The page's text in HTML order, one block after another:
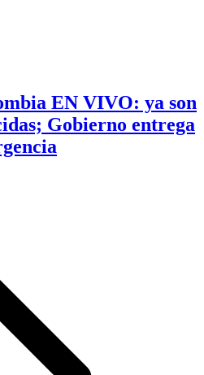
EN VIVO: ya son
Gobierno entrega